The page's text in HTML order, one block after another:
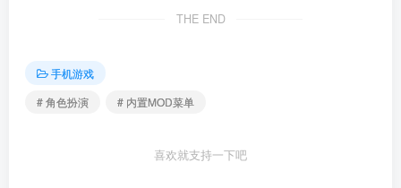
THE END
手机游戏
# 角色扮演
# 内置MOD菜单
喜欢就支持一下吧